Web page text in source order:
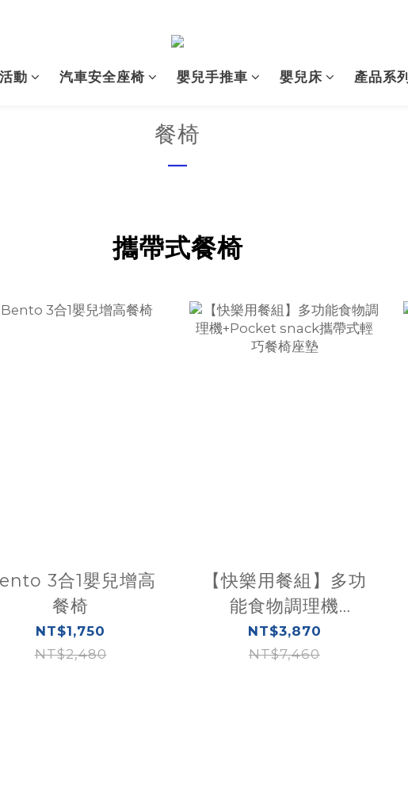
動 汽車安全座椅 嬰兒手推車 嬰兒床 產品系列
餐椅
—
攜帶式餐椅
3合1嬰兒增高
餐椅
NT$1,750
NT$2,480
【快樂用餐組】多功
能食物調理機
+Pocket snack攜帶
式輕巧餐椅座墊
NT$3,870
NT$7,460